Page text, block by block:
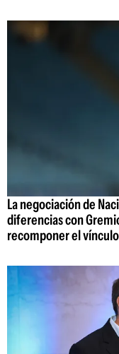
La negociación de
diferencias con
recomponer el